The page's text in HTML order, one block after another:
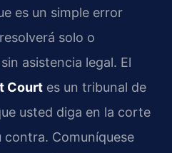
es un simple error
solo o
asistencia legal. El
Court es un tribunal de
usted diga en la corte
contra. Comuníquese